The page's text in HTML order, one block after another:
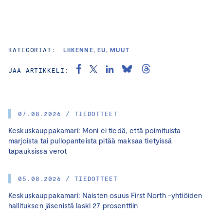
07.08.2026 / TIEDOTTEET
Keskuskauppakamari: Moni ei tiedä, että poimituista
marjoista tai pullopanteista pitää maksaa tietyissä
tapauksissa verot
05.08.2026 / TIEDOTTEET
Keskuskauppakamari: Naisten osuus First North -yhtiöiden
hallituksen jäsenistä laski 27 prosenttiin
KATEGORIAT: LIIKENNE, EU, MUUT
JAA ARTIKKELI: